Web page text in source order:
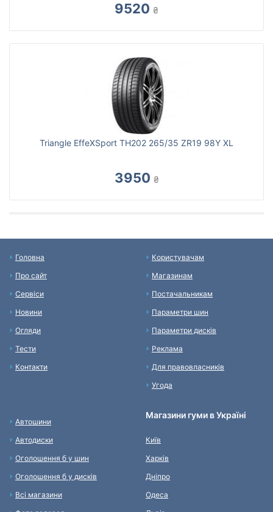
9520 ₴
Triangle EffeXSport TH202 265/35 ZR19 98Y XL
3950 ₴
Головна
Про сайт
Сервіси
Новини
Огляди
Тести
Контакти
Користувачам
Магазинам
Постачальникам
Параметри шин
Параметри дисків
Реклама
Для правовласників
Угода
Автошини
Автодиски
Оголошення б у шин
Оголошення б у дисків
Всі магазини
Магазини гуми в Україні
Київ
Харків
Дніпро
Одеса